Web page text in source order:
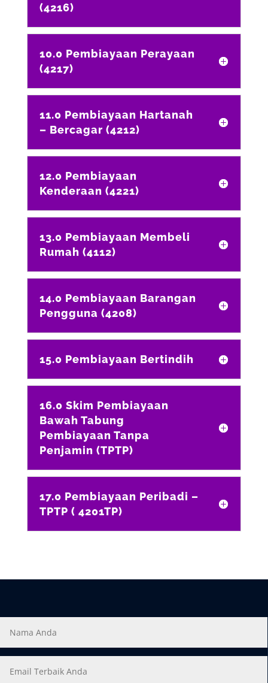
(4216)
10.0 Pembiayaan Perayaan
(4217)
11.0 Pembiayaan Hartanah
– Bercagar (4212)
12.0 Pembiayaan
Kenderaan (4221)
13.0 Pembiayaan Membeli
Rumah (4112)
14.0 Pembiayaan Barangan
Pengguna (4208)
15.0 Pembiayaan Bertindih
16.0 Skim Pembiayaan
Bawah Tabung
Pembiayaan Tanpa
Penjamin (TPTP)
17.0 Pembiayaan Peribadi –
TPTP ( 4201TP)